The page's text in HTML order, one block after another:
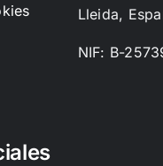
Lleida,
NIF: B-